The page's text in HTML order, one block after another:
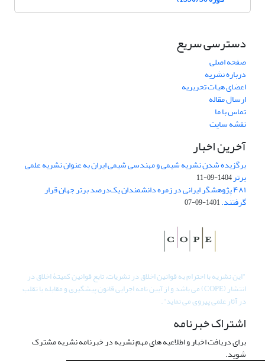
دسترسی سریع
صفحه اصلی
درباره نشریه
اعضای هیات تحریریه
ارسال مقاله
تماس با ما
نقشه سایت
آخرین اخبار
برگزیده شدن نشریه شیمی و مهندسی شیمی ایران به عنوان نشریه علمی
برتر1404-09-11
۴۸۱ پژوهشگر ایرانی در زمره دانشمندان یک‌درصد برتر جهان قرار
گرفتند.1401-09-07
"این نشریه با احترام به قوانین اخلاق در نشریات، تابع قوانین کمیتۀ اخلاق در
انتشار (COPE) می باشد و از آیین نامه اجرایی قانون پیشگیری و مقابله با تقلب
در آثار علمی پیروی می نماید".
اشتراک خبرنامه
برای دریافت اخبار و اطلاعیه های مهم نشریه در خبرنامه نشریه مشترک
شوید.